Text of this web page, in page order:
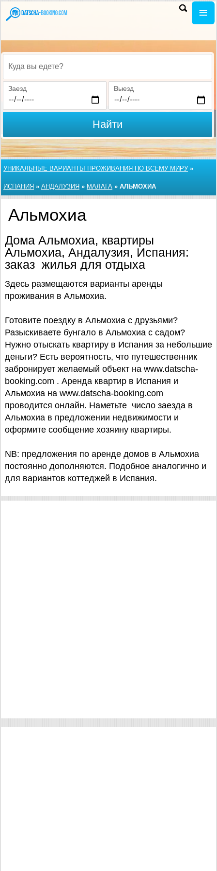
Куда вы едете?
Заезд Выезд
Найти
УНИКАЛЬНЫЕ ВАРИАНТЫ ПРОЖИВАНИЯ ПО ВСЕМУ МИРУ»
ИСПАНИЯ » АНДАЛУЗИЯ » МАЛАГА » АЛЬМОХИА
Альмохиа
Дома Альмохиа, квартиры
Альмохиа, Андалузия, Испания:
заказ жилья для отдыха
Здесь размещаются варианты аренды
проживания в Альмохиа.
Готовите поездку в Альмохиа с друзьями?
Разыскиваете бунгало в Альмохиа с садом?
Нужно отыскать квартиру в Испания за небольшие
деньги? Есть вероятность, что путешественник
забронирует желаемый объект на www.datscha-
booking.com . Аренда квартир в Испания и
Альмохиа на www.datscha-booking.com
проводится онлайн. Наметьте число заезда в
Альмохиа в предложении недвижимости и
оформите сообщение хозяину квартиры.
NB: предложения по аренде домов в Альмохиа
постоянно дополняются. Подобное аналогично и
для вариантов коттеджей в Испания.